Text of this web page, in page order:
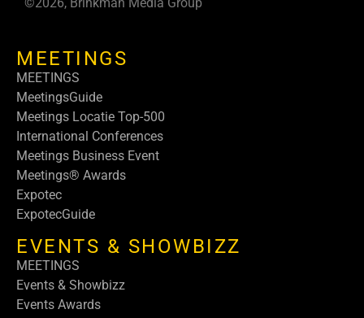
MEETINGS
MEETINGS
MeetingsGuide
Meetings Locatie Top-500
International Conferences
Meetings Business Event
Meetings® Awards
Expotec
ExpotecGuide
EVENTS & SHOWBIZZ
MEETINGS
Events & Showbizz
Events Awards